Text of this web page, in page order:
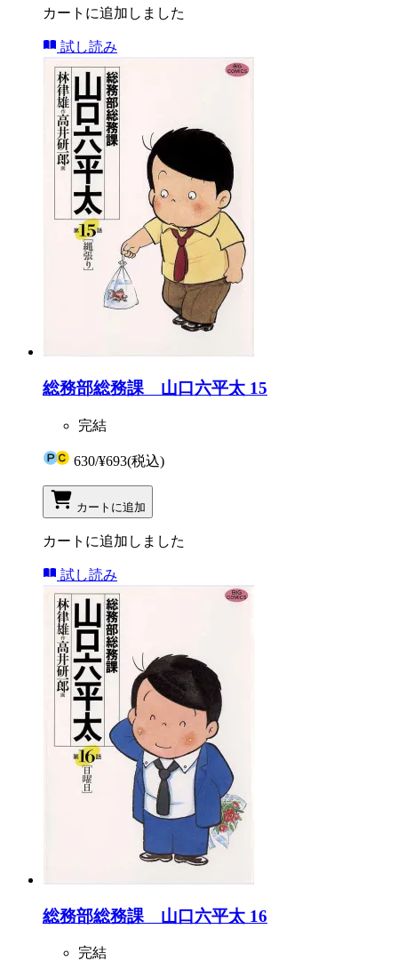
カートに追加しました
試し読み
総務部総務課 山口六平太 15
完結
630/¥693(税込)
カートに追加
カートに追加しました
試し読み
総務部総務課 山口六平太 16
完結